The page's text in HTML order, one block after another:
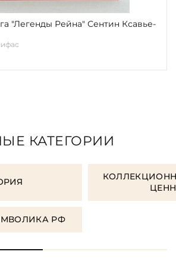
"Легенды Рейна" Сентин Ксавье-
КАТЕГОРИИ
РФ